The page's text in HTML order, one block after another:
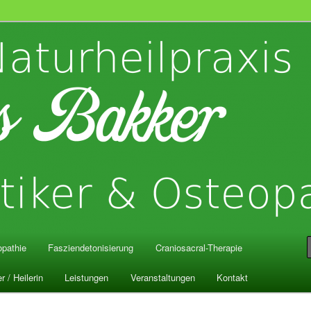
Bakker
Fasziendetonisierung Craniosacral-Therapie
/ Heilerin Leistungen Veranstaltungen Kontakt